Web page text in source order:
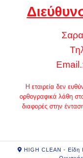
Η εταιρεία δεν
ορθογραφικά λάθη
διαφορές στην
HIGH CLEAN - Είδη